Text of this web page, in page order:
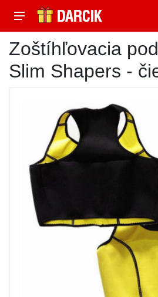
Zoštíhľovacia
Slim Shapers -